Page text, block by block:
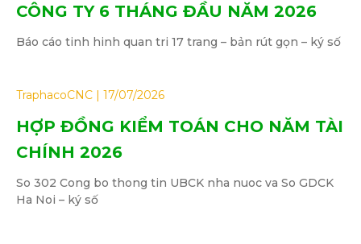
CÔNG TY 6 THÁNG ĐẦU NĂM 2026
Báo cáo tinh hinh quan tri 17 trang – bản rút gọn – ký số
HỢP ĐỒNG KIỂM TOÁN CHO NĂM TÀI
CHÍNH 2026
TraphacoCNC 17/07/2026
So 302 Cong bo thong tin UBCK nha nuoc va So GDCK
Ha Noi – ký số